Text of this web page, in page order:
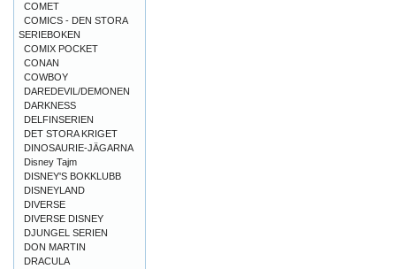
COMET
COMICS - DEN STORA
SERIEBOKEN
COMIX POCKET
CONAN
COWBOY
DAREDEVIL/DEMONEN
DARKNESS
DELFINSERIEN
DET STORA KRIGET
DINOSAURIE-JÄGARNA
Disney Tajm
DISNEY'S BOKKLUBB
DISNEYLAND
DIVERSE
DIVERSE DISNEY
DJUNGEL SERIEN
DON MARTIN
DRACULA